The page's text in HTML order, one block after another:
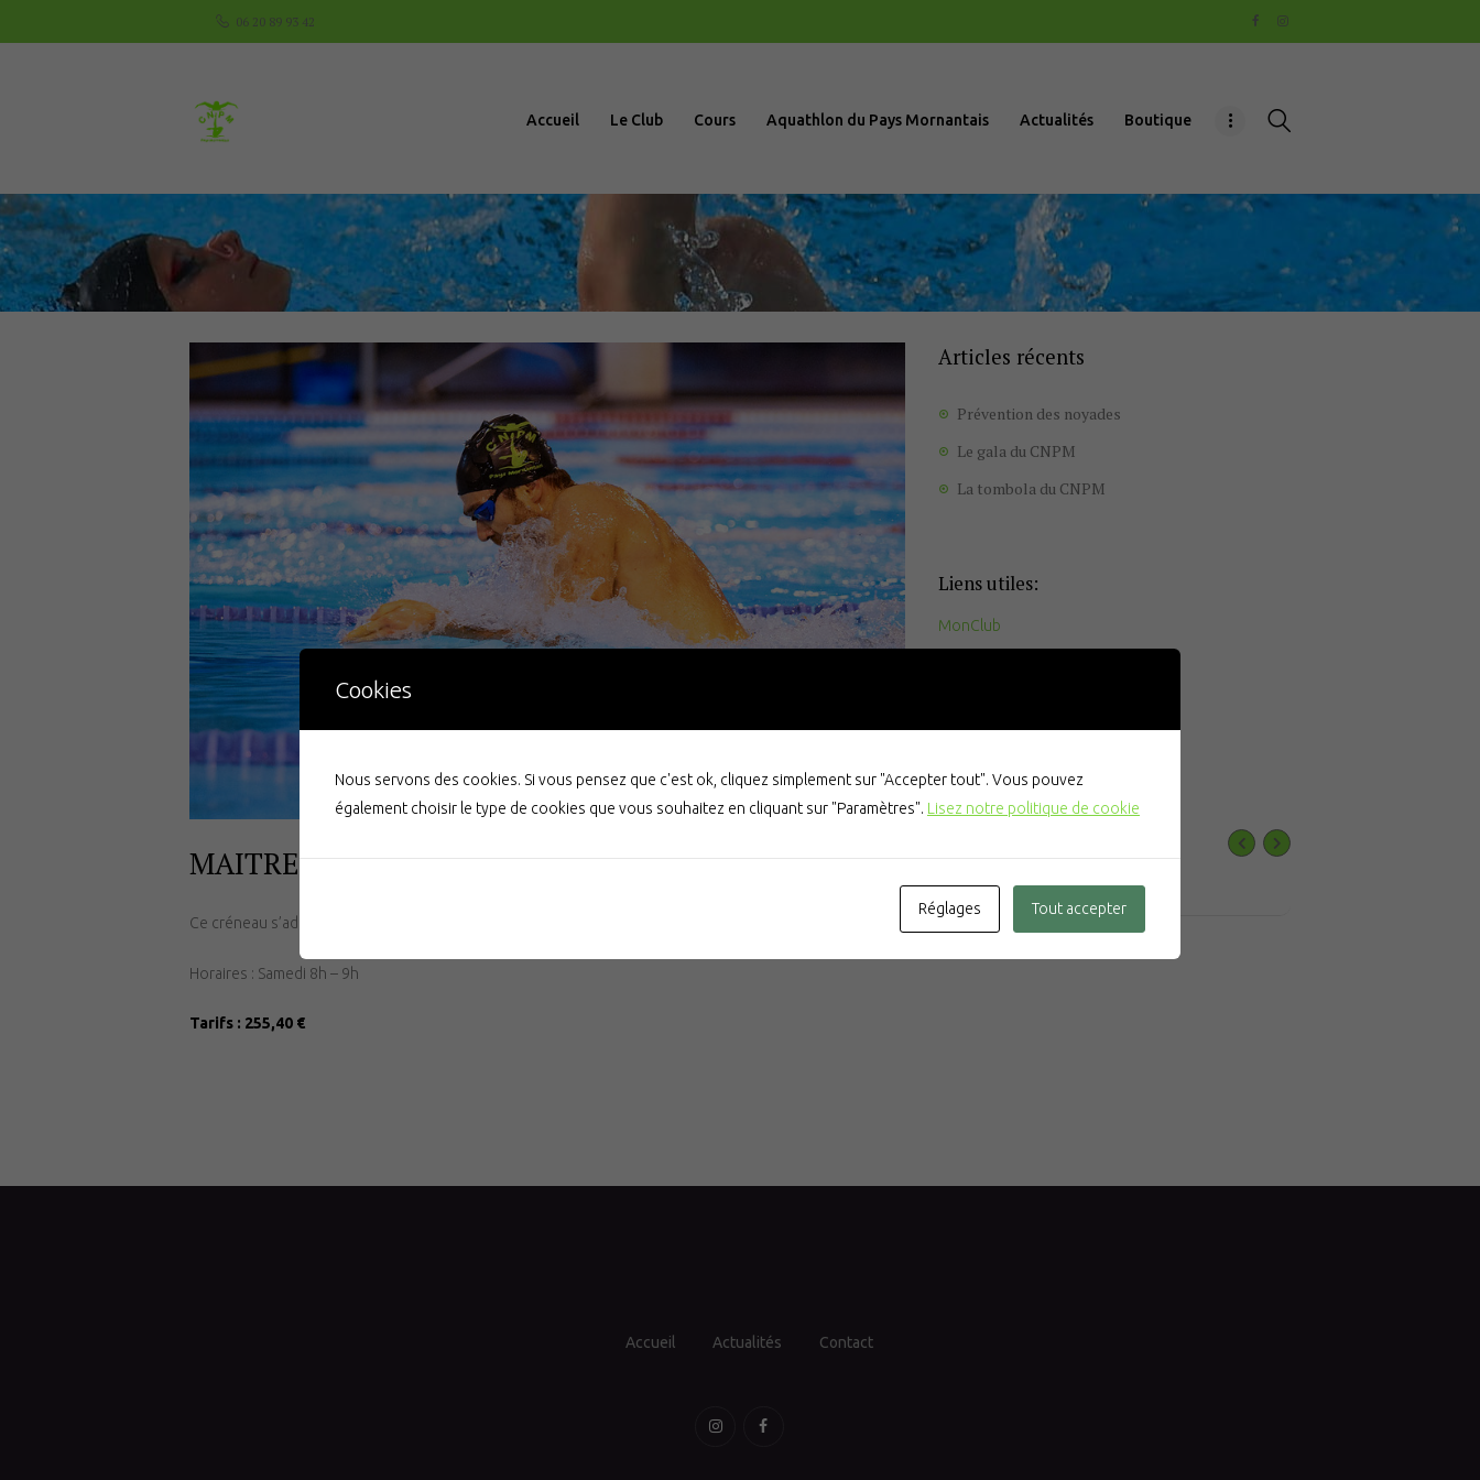
06 20 89 93 42
Accueil Le Club Cours Aquathlon du Pays Mornantais Actualités Boutique
Aquathlon du
Mornantais
Boutique
Documents
utiles
Contact
MAITRES 3 INTERMEDIAIRES
Ce créneau s’adresse aux adultes souhaitant se perfectionner.
Horaires : Samedi 8h – 9h
Tarifs : 255,40 €
Articles récents
Prévention des noyades
Le gala du CNPM
La tombola du CNPM
Liens utiles:
MonClub
FFN
NO EVENTS
Accueil Actualités Contact
Cookies
Nous servons des cookies. Si vous pensez que c'est ok, cliquez simplement sur "Accepter tout". Vous pouvez
également choisir le type de cookies que vous souhaitez en cliquant sur "Paramètres". Lisez notre politique de cookie
Réglages Tout accepter